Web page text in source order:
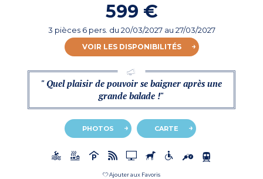
599 €
3 pièces 6 pers. du 20/03/2027au 27/03/2027
VOIR LES DISPONIBILITÉS
" Quel plaisir de pouvoir se baigner après une
grande balade !"
PHOTOS CARTE
Ajouter aux Favoris